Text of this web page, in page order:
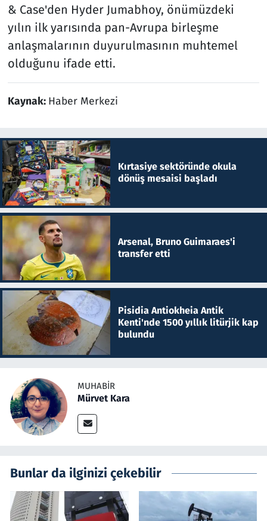
& Case'den Hyder Jumabhoy, önümüzdeki
yılın ilk yarısında pan-Avrupa birleşme
anlaşmalarının duyurulmasının muhtemel
olduğunu ifade etti.
Kaynak: Haber Merkezi
Kırtasiye sektöründe okula
dönüş mesaisi başladı
Arsenal, Bruno Guimaraes'i
transfer etti
Pisidia Antiokheia Antik
Kenti'nde 1500 yıllık litürjik kap
bulundu
MUHABIR
Mürvet Kara
Bunlar da ilginizi çekebilir